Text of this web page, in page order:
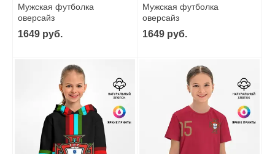
Мужская футболка
оверсайз
1649 руб.
Мужская футболка
оверсайз
1649 руб.